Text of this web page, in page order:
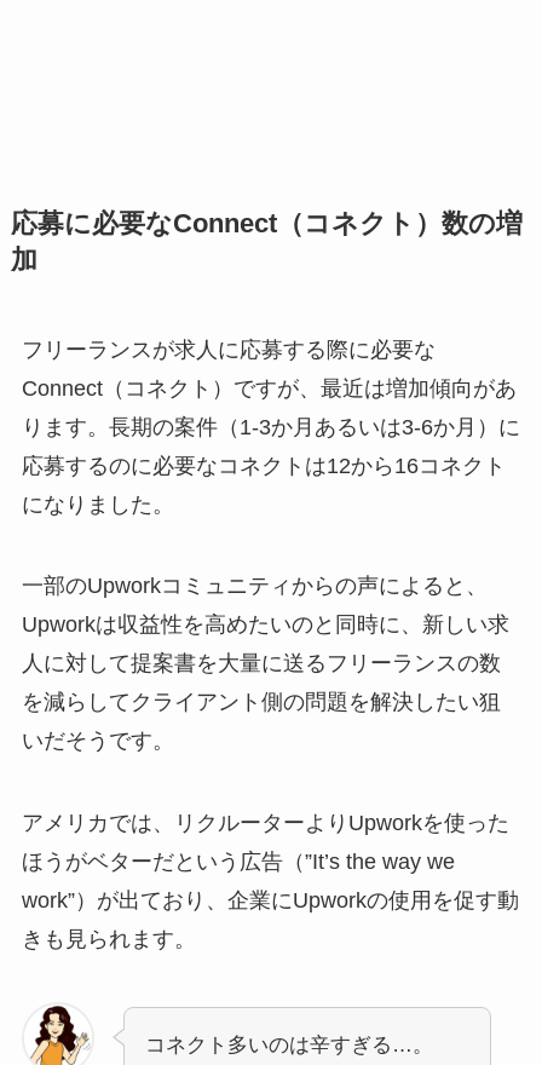
応募に必要なConnect（コネクト）数の増
加
フリーランスが求人に応募する際に必要な
Connect（コネクト）ですが、最近は増加傾向があ
ります。長期の案件（1-3か月あるいは3-6か月）に
応募するのに必要なコネクトは12から16コネクト
になりました。
一部のUpworkコミュニティからの声によると、
Upworkは収益性を高めたいのと同時に、新しい求
人に対して提案書を大量に送るフリーランスの数
を減らしてクライアント側の問題を解決したい狙
いだそうです。
アメリカでは、リクルーターよりUpworkを使った
ほうがベターだという広告（”It’s the way we
work”）が出ており、企業にUpworkの使用を促す動
きも見られます。
コネクト多いのは辛すぎる…。